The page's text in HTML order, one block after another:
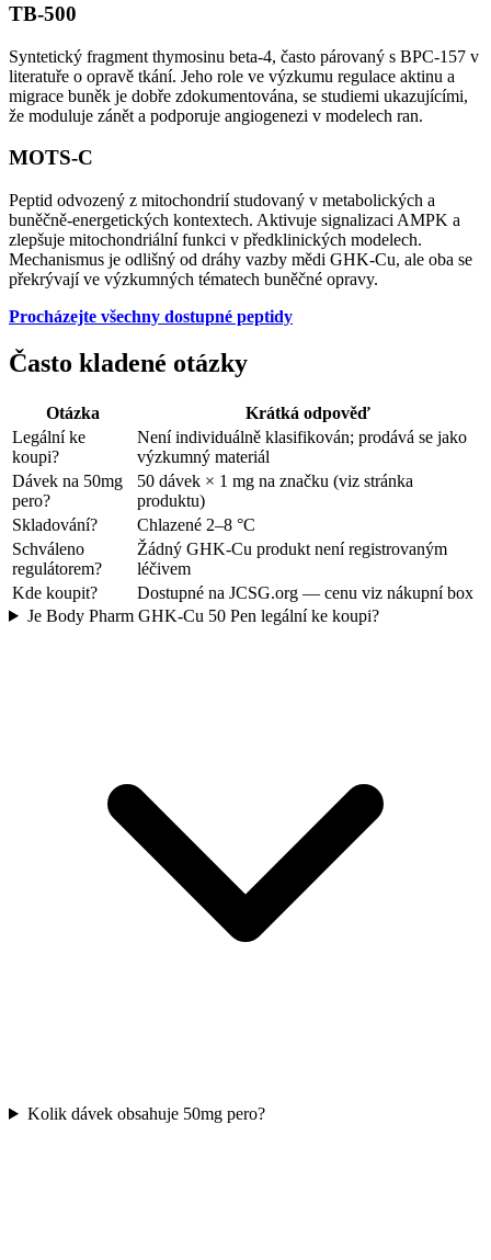
TB-500
Syntetický fragment thymosinu beta-4, často párovaný s BPC-157 v
literatuře o opravě tkání. Jeho role ve výzkumu regulace aktinu a
migrace buněk je dobře zdokumentována, se studiemi ukazujícími,
že moduluje zánět a podporuje angiogenezi v modelech ran.
MOTS-C
Peptid odvozený z mitochondrií studovaný v metabolických a
buněčně-energetických kontextech. Aktivuje signalizaci AMPK a
zlepšuje mitochondriální funkci v předklinických modelech.
Mechanismus je odlišný od dráhy vazby mědi GHK-Cu, ale oba se
překrývají ve výzkumných tématech buněčné opravy.
Procházejte všechny dostupné peptidy
Často kladené otázky
Otázka
Krátká odpověď
Legální ke
koupi?
Není individuálně klasifikován; prodává se jako
výzkumný materiál
Dávek na 50mg
pero?
50 dávek × 1 mg na značku (viz stránka
produktu)
Skladování?
Chlazené 2–8 °C
Schváleno
regulátorem?
Žádný GHK-Cu produkt není registrovaným
léčivem
Kde koupit?
Dostupné na JCSG.org — cenu viz nákupní box
Je Body Pharm GHK-Cu 50 Pen legální ke koupi?
Kolik dávek obsahuje 50mg pero?